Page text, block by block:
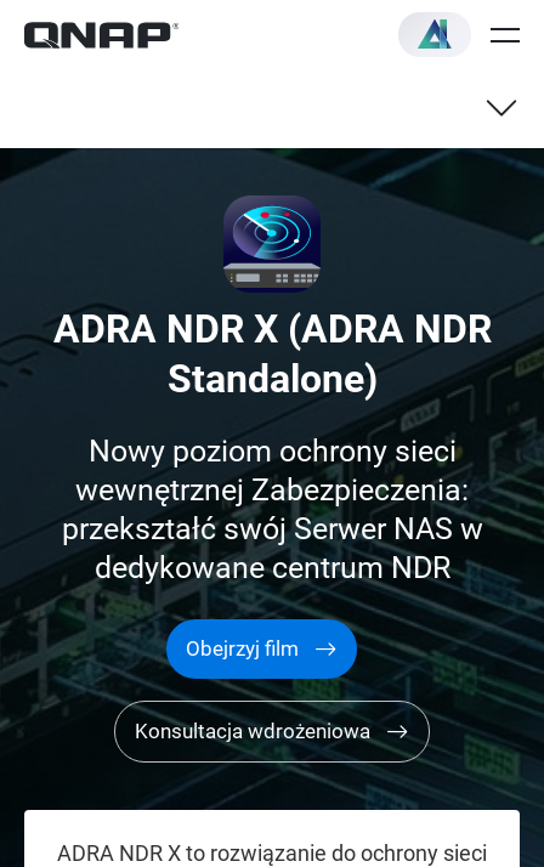
Rozpoczęcie pracy
ADRA NDR X (ADRA NDR
Standalone)
Nowy poziom ochrony sieci
wewnętrznej Zabezpieczenia:
przekształć swój Serwer NAS w
dedykowane centrum NDR
ADRA NDR X to rozwiązanie do ochrony sieci
Obejrzyj film
Konsultacja wdrożeniowa